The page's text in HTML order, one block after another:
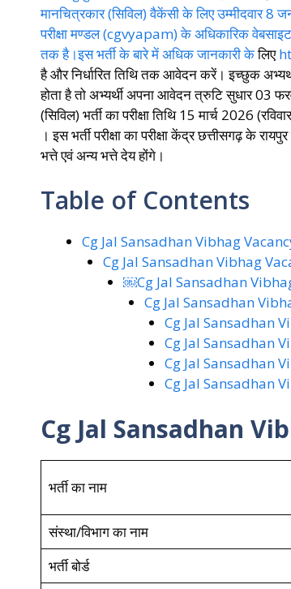
मानचित्रकार (सिविल) वैकेंसी के लिए उम्मीदवार
परीक्षा मण्डल (cgvyapam) के अधिकारिक
तक है।इस भर्ती के बारे में अधिक जानकारी केलिए
है और निर्धारित तिथि तक आवेदन करें। इच्छुक
होता है तो अभ्यर्थी अपना आवेदन त्रुटि सुधार
(सिविल) भर्ती का परीक्षा तिथि 15 मार्च 2026
। इस भर्ती परीक्षा का परीक्षा केंद्र छत्तीसगढ़ के
भत्ते एवं अन्य भत्ते देय होंगे।
Table of Contents
Cg Jal Sansadhan Vibhag Vacancy
Cg Jal Sansadhan Vibhag
￼Cg Jal Sansadhan Vibhag
Cg Jal Sansadhan
Cg Jal Sansadhan
Cg Jal Sansadhan
Cg Jal Sansadhan
Cg Jal Sansadhan
Cg Jal Sansadhan
भर्ती का नाम
संस्था/विभाग का नाम
भर्ती बोर्ड